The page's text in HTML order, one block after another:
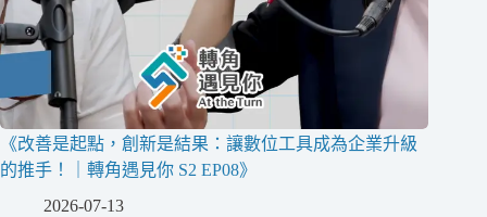
《改善是起點，創新是結果：讓數位工具成為企業升級
的推手！｜轉角遇見你 S2 EP08》
2026-07-13